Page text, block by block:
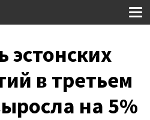
эстонских
в третьем
на 5%